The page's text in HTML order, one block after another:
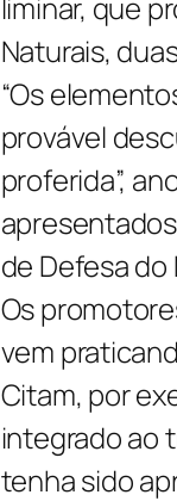
Naturais,
“Os
provável
proferida”,
de Defesa
Os
vem
Citam, por
integrado ao
tenha sido